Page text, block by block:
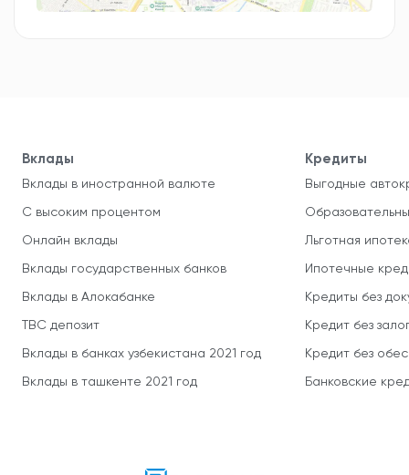
Вклады
Вклады в иностранной валюте
С высоким процентом
Онлайн вклады
Вклады государственных банков
Вклады в Алокабанке
TBC депозит
Вклады в банках узбекистана 2021 год
Вклады в ташкенте 2021 год
Кредиты
Выгодные
Льготная
Ипотечные
Кредиты без
Кредит без
Кредит без
Банковские